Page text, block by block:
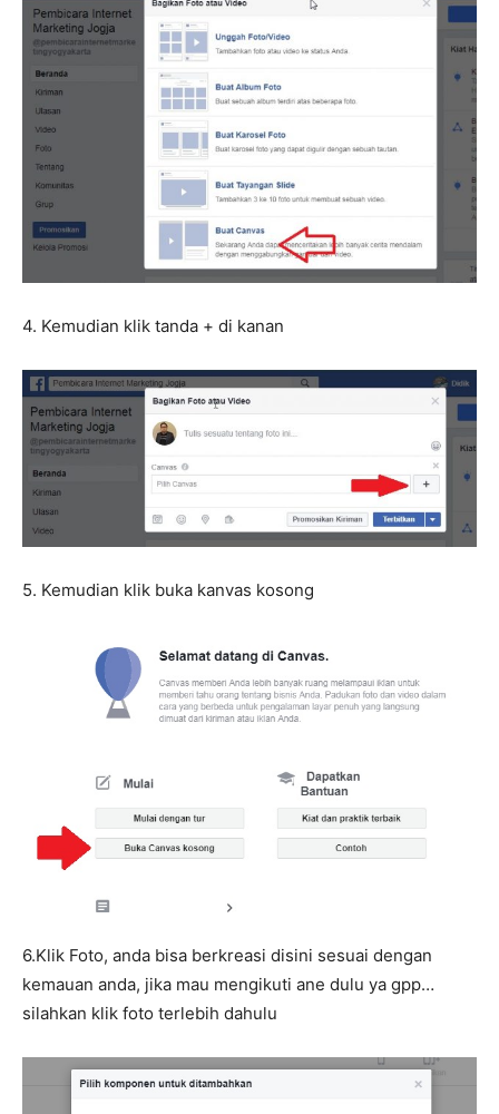
4. Kemudian klik tanda + di kanan
5. Kemudian klik buka kanvas kosong
6.Klik Foto, anda bisa berkreasi disini sesuai dengan
kemauan anda, jika mau mengikuti ane dulu ya gpp…
silahkan klik foto terlebih dahulu